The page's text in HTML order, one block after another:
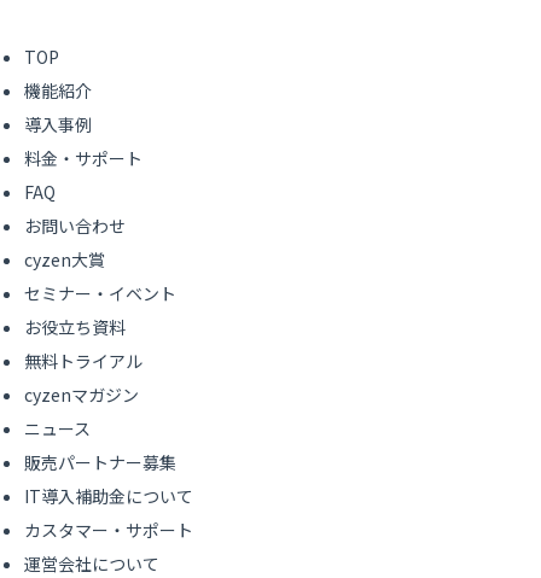
TOP
機能紹介
導入事例
料金・サポート
FAQ
お問い合わせ
cyzen大賞
セミナー・イベント
お役立ち資料
無料トライアル
cyzenマガジン
ニュース
販売パートナー募集
IT導入補助金について
カスタマー・サポート
運営会社について